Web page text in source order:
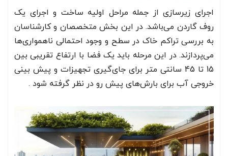
اجرای زیرسازی از جمله مراحل اولیه ساخت و اجرای یک
روف گاردن می‌باشد. در این بخش متخصصان و کارشناسان
به بررسی تراکم خاک در سطح و وجود احتمالی ناهمواری‌ها
می‌پردازند. در این مرحله باید یک فضا با ارتفاع تقریبی بین
15 تا 45 سانتی متر برای جای‌گیری تجهیزات و پیش بینی
خروجی آب برای بارش‌های پیش رو در نظر گرفته شود .